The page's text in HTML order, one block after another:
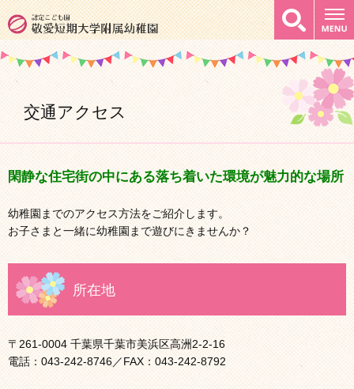
グ
ロ
ー
バ
ル
ナ
ゲ
ー
シ
ョ
ン
へ
本
文
へ
ロ
ー
カ
ル
ナ
ビ
ー
シ
ョ
ン
へ
フ
ッ
タ
ー
へ
交通アクセス
閑静な住宅街の中にある落ち着いた環境が魅力的な場所
幼稚園までのアクセス方法をご紹介します。
お子さまと一緒に幼稚園まで遊びにきませんか？
所在地
〒261-0004 千葉県千葉市美浜区高洲2-2-16
電話：043-242-8746／FAX：043-242-8792